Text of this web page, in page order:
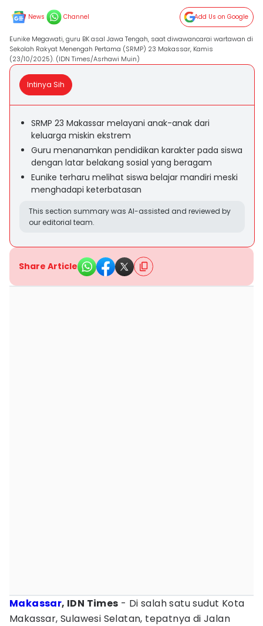
News Channel Add Us on Google
Eunike Megawati, guru BK asal Jawa Tengah, saat diwawancarai wartawan di
Sekolah Rakyat Menengah Pertama (SRMP) 23 Makassar, Kamis
(23/10/2025). (IDN Times/Asrhawi Muin)
Intinya Sih
SRMP 23 Makassar melayani anak-anak dari
keluarga miskin ekstrem
Guru menanamkan pendidikan karakter pada siswa
dengan latar belakang sosial yang beragam
Eunike terharu melihat siswa belajar mandiri meski
menghadapi keterbatasan
This section summary was AI-assisted and reviewed by
our editorial team.
Share Article
Makassar, IDN Times - Di salah satu sudut Kota
Makassar, Sulawesi Selatan, tepatnya di Jalan